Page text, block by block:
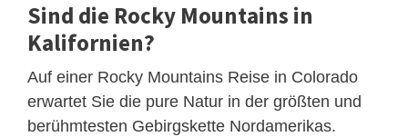
Sind die Rocky Mountains in
Kalifornien?
Auf einer Rocky Mountains Reise in Colorado
erwartet Sie die pure Natur in der größten und
berühmtesten Gebirgskette Nordamerikas.